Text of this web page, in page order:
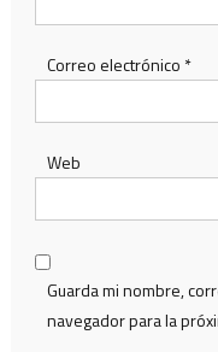
Correo electrónico *
Web
Guarda mi nombre,
navegador para la